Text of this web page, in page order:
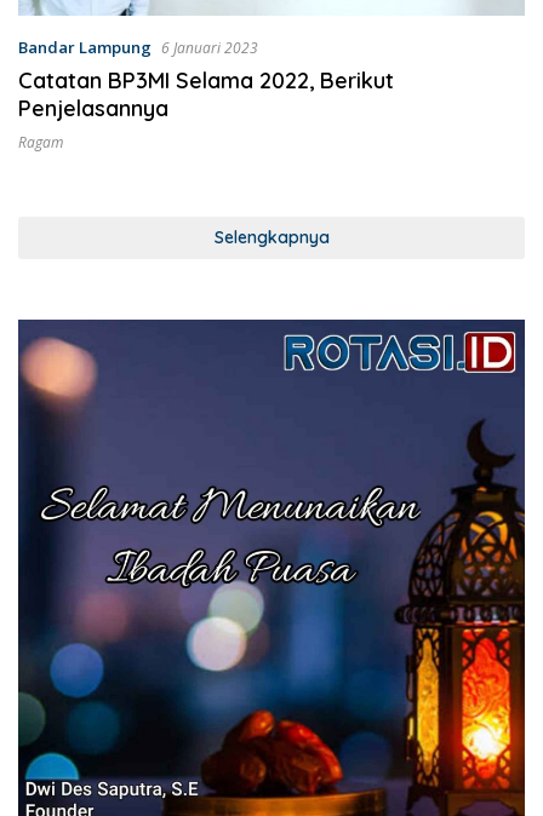
Bandar Lampung 6 Januari 2023
Catatan BP3MI Selama 2022, Berikut
Penjelasannya
Ragam
Selengkapnya